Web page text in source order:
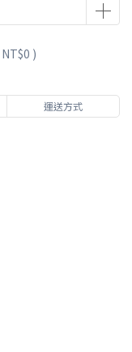
NT$0 )
運送方式